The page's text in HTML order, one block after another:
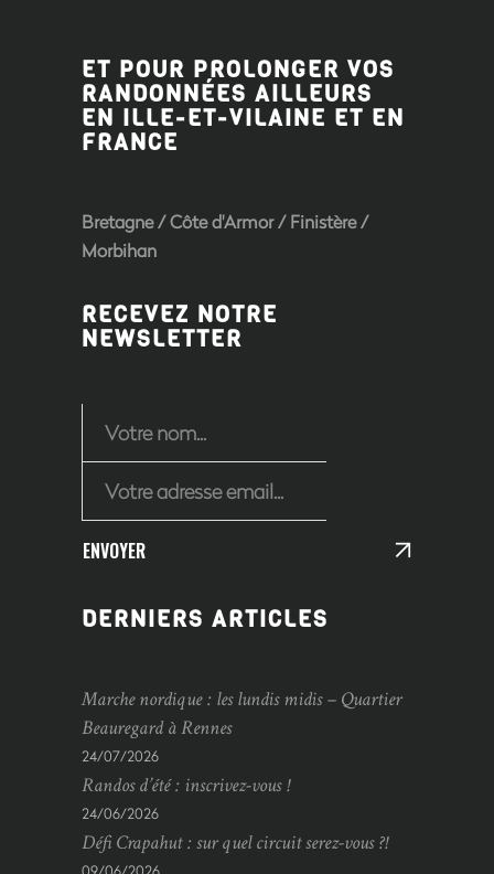
ET POUR PROLONGER VOS
RANDONNÉES AILLEURS
EN ILLE-ET-VILAINE ET EN
FRANCE
Bretagne/Côte d'Armor/Finistère/
Morbihan
RECEVEZ NOTRE
NEWSLETTER
ENVOYER
DERNIERS ARTICLES
Marche nordique : les lundis midis – Quartier
Beauregard à Rennes
24/07/2026
Randos d’été : inscrivez-vous !
24/06/2026
Défi Crapahut : sur quel circuit serez-vous ?!